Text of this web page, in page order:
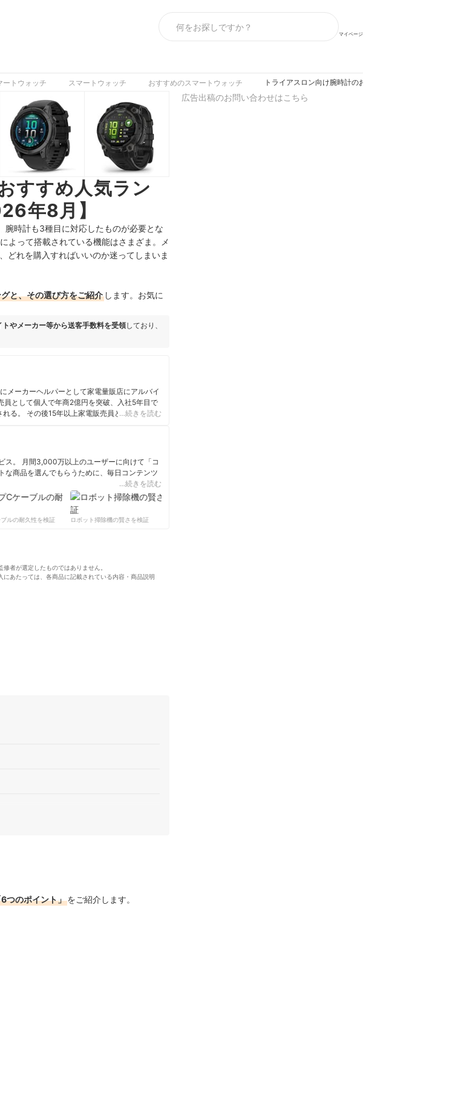
マイページ
ートウォッチ スマートウォッチ おすすめのスマートウォッチ トライアスロン向け腕時計のおすすめ人気ランキング【
すすめ人気ラン
年8月】
腕時計も3種目に対応したものが必要とな
よって搭載されている機能はさまざま。メ
どれを購入すればいいのか迷ってしまいま
と、その選び方をご紹介 します。お気に
トやメーカー等から送客手数料を受領しており、
メーカーヘルパーとして家電量販店にアルバイ
員として個人で年商2億円を突破、入社5年目で
る。 その後15年以上家電販売員として活動
が教えます」を自ら運営し、家電製品のレビ
「家電」と名の付く物全てに精通、「すべて
。
…続きを読む
ス。 月間3,000万以上のユーザーに向けて「コ
な商品を選んでもらうために、毎日コンテンツ
…続きを読む
ルの耐久性を検証 ロボット掃除機の賢さを検証
者が選定したものではありません。
あたっては、各商品に記載されている内容・商品説明
つのポイント」をご紹介します。
広告出稿のお問い合わせはこちら